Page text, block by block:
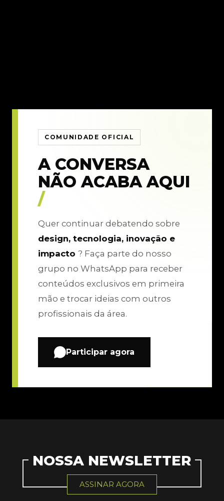
COMUNIDADE OFICIAL
A CONVERSA
NÃO ACABA AQUI
/
Quer continuar debatendo sobre
design, tecnologia, inovação e
impacto ? Faça parte do nosso
grupo no WhatsApp para receber
conteúdos exclusivos em primeira
mão e trocar ideias com outros
profissionais da área.
Participar agora
NOSSA NEWSLETTER
ASSINAR AGORA